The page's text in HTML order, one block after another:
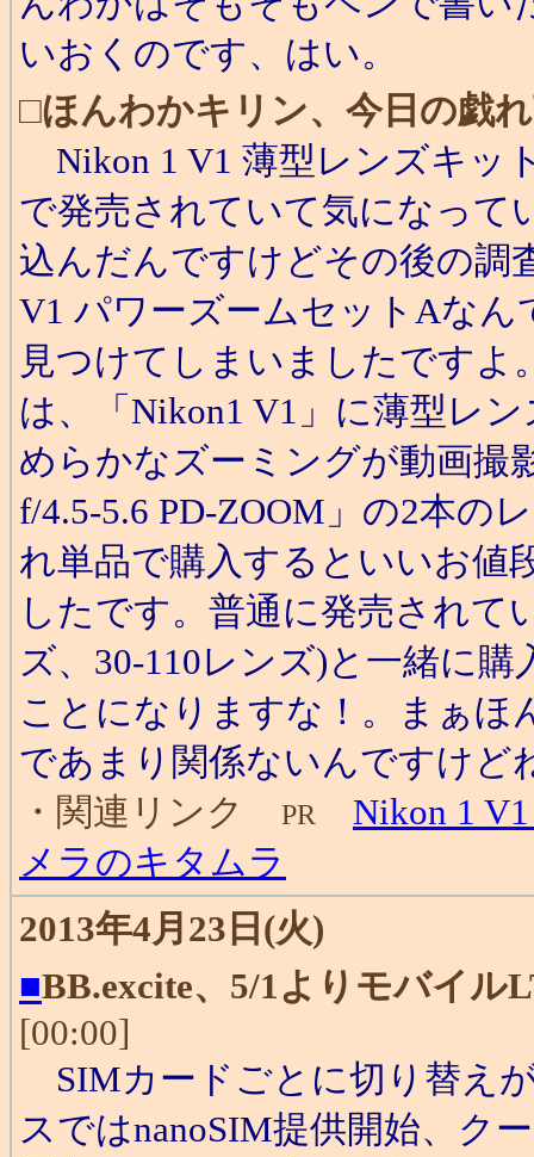
いおくのです、はい。
□ほんわかキリン、今日の戯
Nikon 1 V1 薄型レンズキッ
で発売されていて気になって
込んだんですけどその後の調
V1 パワーズームセットAなん
見つけてしまいましたですよ
は、「Nikon1 V1」に薄型レ
めらかなズーミングが動画撮
f/4.5-5.6 PD-ZOOM」の2本の
れ単品で購入するといいお値
したです。普通に発売されて
ズ、30-110レンズ)と一緒に
ことになりますな！。まぁ
であまり関係ないんですけ
・関連リンク
PR
Nikon 1
メラのキタムラ
2013年4月23日(火)
■BB.excite、5/1よりモバイル
[00:00]
SIMカードごとに切り替え
スではnanoSIM提供開始、ク